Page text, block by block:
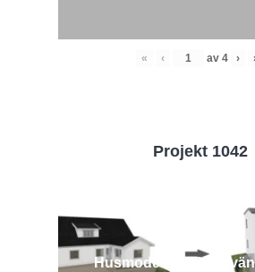
« ‹ av 4 ›
Projekt 1042
Husmodell 1042 -